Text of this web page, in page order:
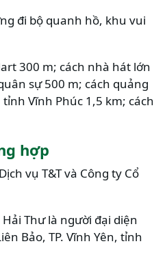
đi bộ quanh hồ, khu vui
300 m; cách nhà hát lớn
sự 500 m; cách quảng
Vĩnh Phúc 1,5 km; cách
hợp
vụ T&T và Công ty Cổ
Thư là người đại diện
Bảo, TP. Vĩnh Yên, tỉnh